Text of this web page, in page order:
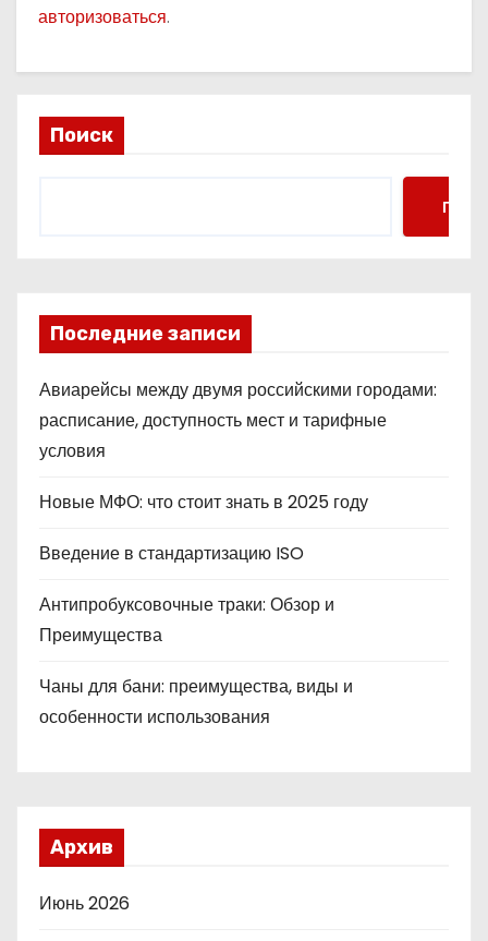
авторизоваться.
Поиск
Поиск
Последние записи
Авиарейсы между двумя российскими городами:
расписание, доступность мест и тарифные
условия
Новые МФО: что стоит знать в 2025 году
Введение в стандартизацию ISO
Антипробуксовочные траки: Обзор и
Преимущества
Чаны для бани: преимущества, виды и
особенности использования
Архив
Июнь 2026